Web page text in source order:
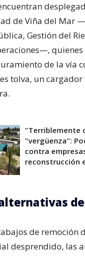
de Viña del Mar
Gestión del
de la vía
tolva, un
"Terriblemente
"vergüenza":
contra
reconstrucción
de remoción
desprendido, las